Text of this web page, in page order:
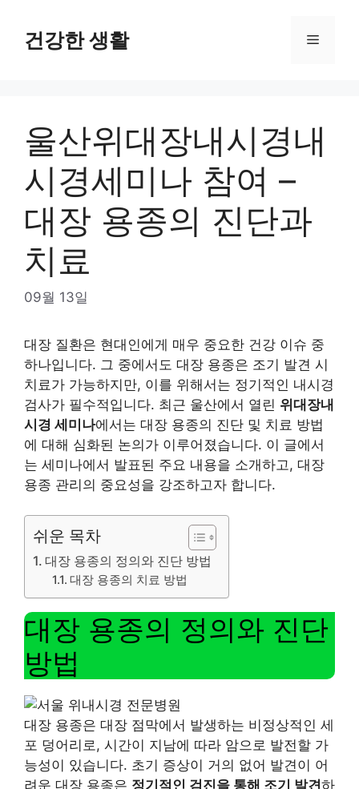
content건강한 생활 Menu
울산위대장내시경내
시경세미나 참여 –
대장 용종의 진단과
치료
09월 13일
대장 질환은 현대인에게 매우 중요한 건강 이슈 중
하나입니다. 그 중에서도 대장 용종은 조기 발견 시
치료가 가능하지만, 이를 위해서는 정기적인 내시경
검사가 필수적입니다. 최근 울산에서 열린 위대장내
시경 세미나에서는 대장 용종의 진단 및 치료 방법
에 대해 심화된 논의가 이루어졌습니다. 이 글에서
는 세미나에서 발표된 주요 내용을 소개하고, 대장
용종 관리의 중요성을 강조하고자 합니다.
쉬운 목차
대장 용종의 정의와 진단 방법
대장 용종의 치료 방법
대장 용종의 정의와 진단
방법
대장 용종은 대장 점막에서 발생하는 비정상적인 세
포 덩어리로, 시간이 지남에 따라 암으로 발전할 가
능성이 있습니다. 초기 증상이 거의 없어 발견이 어
려운 대장 용종은 정기적인 검진을 통해 조기 발견하